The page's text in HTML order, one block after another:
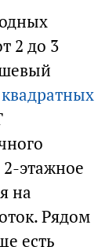
2 до 3
2-этажное
на
Рядом
есть